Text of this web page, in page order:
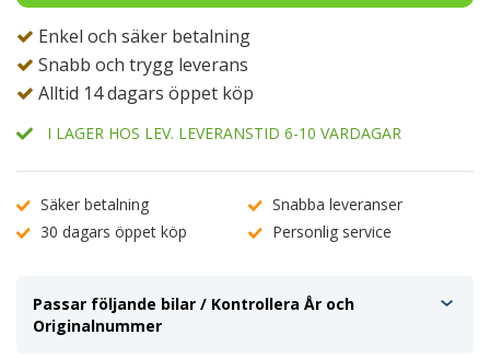
Enkel och säker betalning
Snabb och trygg leverans
Alltid 14 dagars öppet köp
I LAGER HOS LEV. LEVERANSTID 6-10 VARDAGAR
Säker betalning
Snabba leveranser
30 dagars öppet köp
Personlig service
Passar följande bilar / Kontrollera År och
Originalnummer